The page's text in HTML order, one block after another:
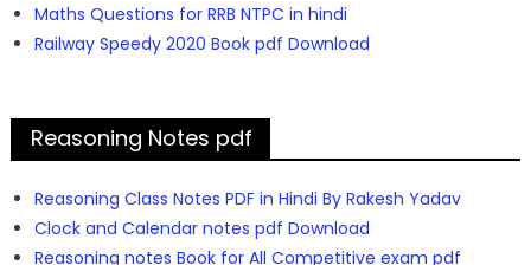
Maths Questions for RRB NTPC in hindi
Railway Speedy 2020 Book pdf Download
Reasoning Notes pdf
Reasoning Class Notes PDF in Hindi By Rakesh Yadav
Clock and Calendar notes pdf Download
Reasoning notes Book for All Competitive exam pdf